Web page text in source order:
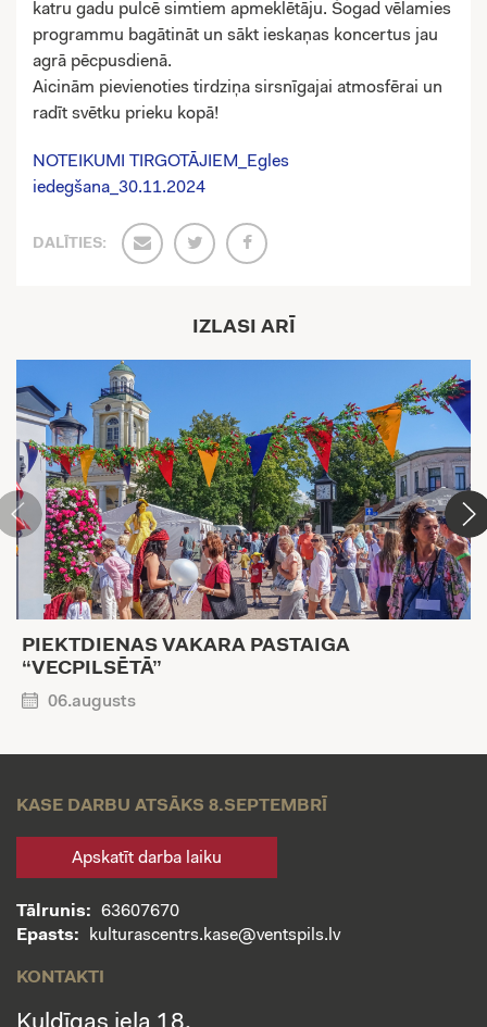
katru gadu pulcē simtiem apmeklētāju. Šogad vēlamies
programmu bagātināt un sākt ieskaņas koncertus jau
agrā pēcpusdienā.
Aicinām pievienoties tirdziņa sirsnīgajai atmosfērai un
radīt svētku prieku kopā!
NOTEIKUMI TIRGOTĀJIEM_Egles
iedegšana_30.11.2024
DALĪTIES:
IZLASI ARĪ
PIEKTDIENAS VAKARA PASTAIGA
“VECPILSĒTĀ”
06.augusts
KASE DARBU ATSĀKS 8.SEPTEMBRĪ
Apskatīt darba laiku
Tālrunis:
63607670
Epasts:
kulturascentrs.kase@ventspils.lv
KONTAKTI